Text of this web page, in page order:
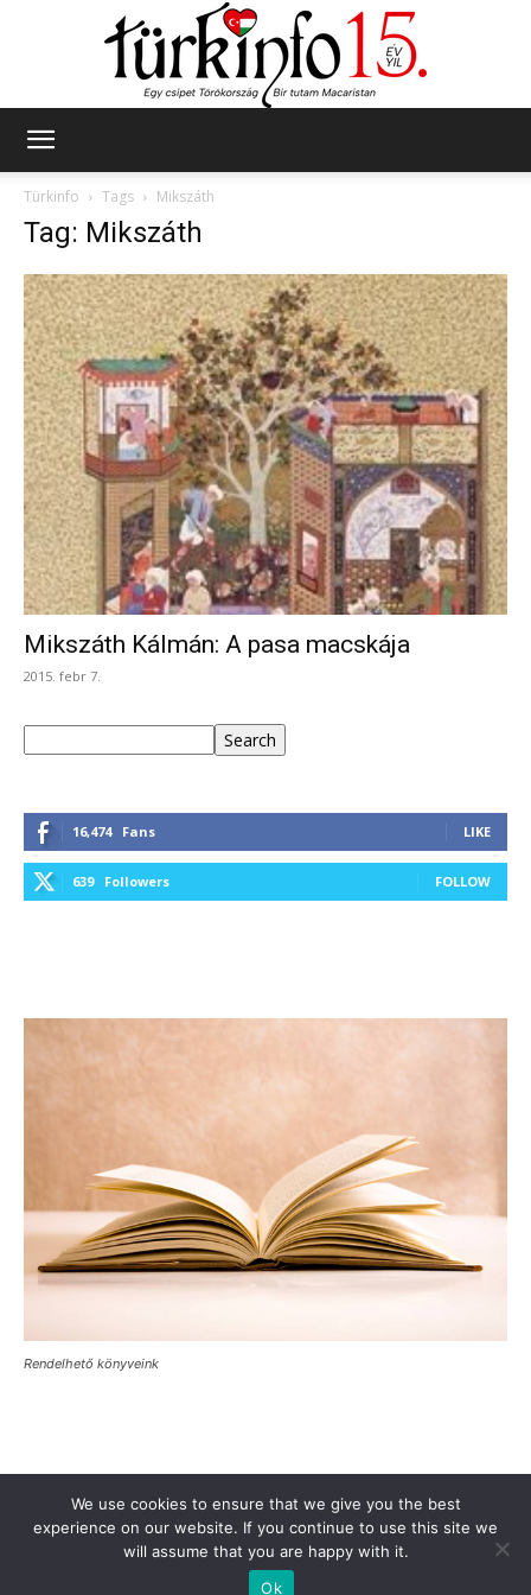
Türkinfo
Tags Mikszáth
Tag: Mikszáth
Mikszáth Kálmán: A pasa macskája
2015. febr 7.
Search
16,474 Fans LIKE
639 Followers FOLLOW
Rendelhető könyveink
Támogasd a Türkinfót! Kiadványaink
Médiaajánlat
Impresszum
Adatkezelési Tájékoztató ÁSZF
Alapítvány
Rólunk
Kapcsolat
We use cookies to ensure that we give you the best
experience on our website. If you continue to use this site we
will assume that you are happy with it.
Ok